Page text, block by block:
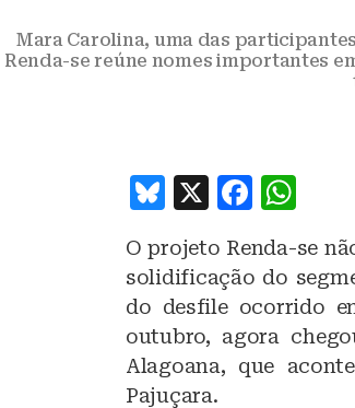
Mara Carolina, uma das
Renda-se reúne nomes importantes
B
e
s
k
y
X
F
c
e
b
o
at
s
A
p
O projeto Renda-se
solidificação do
do desfile ocorrido
outubro, agora
Alagoana, que
Pajuçara.